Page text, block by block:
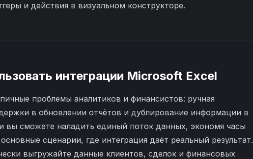
и действия в визуальном конструкторе.
интеграции Microsoft Excel
проблемы аналитиков и финансистов: ручная
в обновлении отчётов и дублирование информации в
вы сможете наладить единый поток данных, экономя часы
сценарии, где интеграция даёт реальный результат.
выгружайте данные клиентов, сделок и финансовых